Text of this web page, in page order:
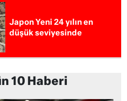
Japon Yeni 24 yılın en
düşük seviyesinde
10 Haberi